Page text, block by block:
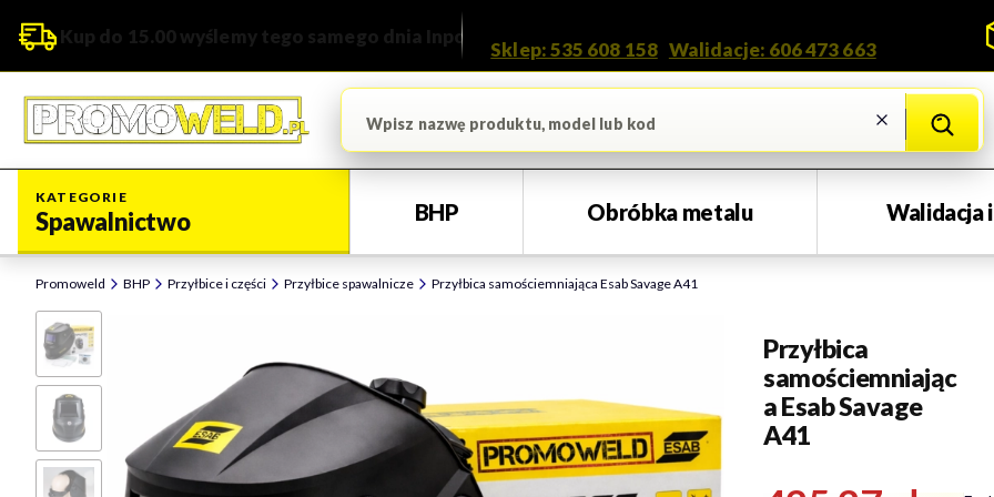
Kup do 15.00 wyślemy tego samego dnia Inpost
Sklep: 535 608 158• Walidacje: 606 473 663
Wyczyść Szukaj
KATEGORIE
Spawalnictwo BHP Obróbka metalu Walidacja
Promoweld BHP Przyłbice i części Przyłbice spawalnicze Przyłbica samościemniająca Esab Savage A41
Przyłbica
samościemniając
a Esab Savage
A41